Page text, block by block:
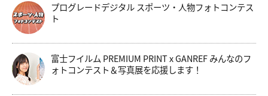
プログレードデジタル スポーツ・人物フォトコンテス
ト
富士フイルム PREMIUM PRINT x GANREF みんなのフ
ォトコンテスト＆写真展を応援します！